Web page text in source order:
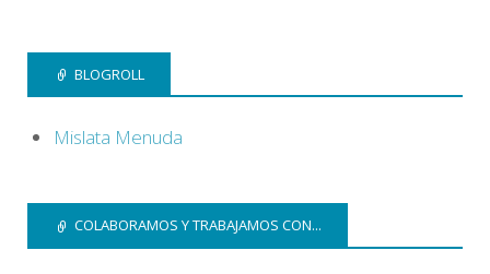
BLOGROLL
Mislata Menuda
COLABORAMOS Y TRABAJAMOS CON...